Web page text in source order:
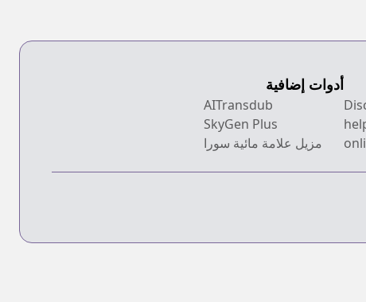
أدوات إضافية
AITransdub
SkyGen Plus
مزيل علامة مائية سورا